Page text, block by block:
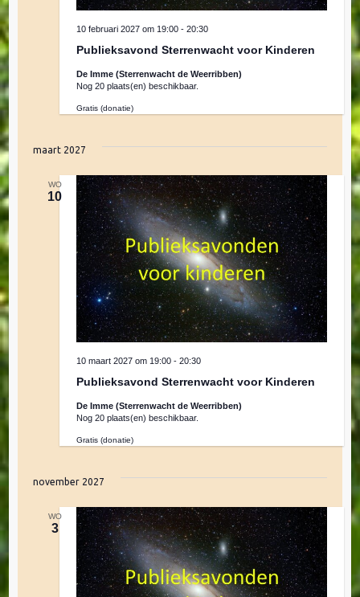
v
g
a
t
i
e
Publieksavond Sterrenwacht voor Kinderen
10 februari 2027 om 19:00 -20:30
De Imme (Sterrenwacht de Weerribben)
Nog 20 plaats(en) beschikbaar.
Gratis (donatie)
maart 2027
WO
10
Publieksavond Sterrenwacht voor Kinderen
10 maart 2027 om 19:00 -20:30
De Imme (Sterrenwacht de Weerribben)
Nog 20 plaats(en) beschikbaar.
Gratis (donatie)
november 2027
WO
3